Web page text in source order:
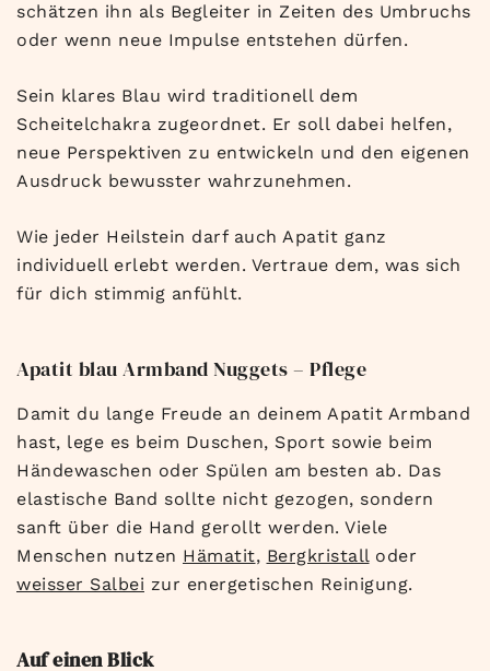
schätzen ihn als Begleiter in Zeiten des Umbruchs
oder wenn neue Impulse entstehen dürfen.
Sein klares Blau wird traditionell dem
Scheitelchakra zugeordnet. Er soll dabei helfen,
neue Perspektiven zu entwickeln und den eigenen
Ausdruck bewusster wahrzunehmen.
Wie jeder Heilstein darf auch Apatit ganz
individuell erlebt werden. Vertraue dem, was sich
für dich stimmig anfühlt.
Apatit blau Armband Nuggets – Pflege
Damit du lange Freude an deinem Apatit Armband
hast, lege es beim Duschen, Sport sowie beim
Händewaschen oder Spülen am besten ab. Das
elastische Band sollte nicht gezogen, sondern
sanft über die Hand gerollt werden. Viele
Menschen nutzen Hämatit, Bergkristalloder
weisser Salbei zur energetischen Reinigung.
Auf einen Blick